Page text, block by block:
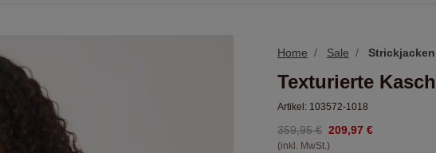
Home Sale Strickjacken
Texturierte
Artikel: 103572-1018
359,95 € 209,97 €
(inkl. MwSt.)